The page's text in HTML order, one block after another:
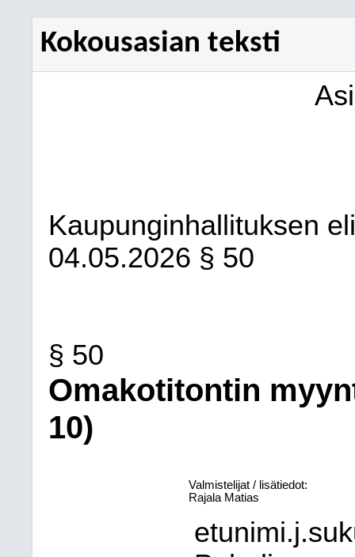
Kokousasian teksti
Kaupunginhallituksen
04.05.2026 § 50
§ 50
Omakotitontin
10)
Valmistelijat / lisätiedot:
Rajala Matias